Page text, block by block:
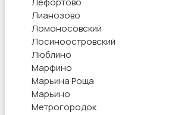
Лианозово
Ломоносовский
Лосиноостровский
Люблино
Марфино
Марьина Роща
Марьино
Метрогородок